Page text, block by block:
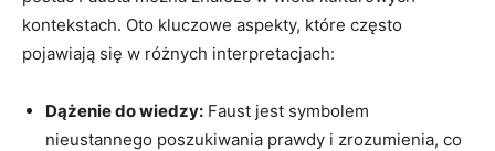
kontekstach. Oto kluczowe aspekty, które często
pojawiają się w różnych interpretacjach:
Dążenie do wiedzy: Faust jest symbolem
nieustannego poszukiwania prawdy i zrozumienia, co